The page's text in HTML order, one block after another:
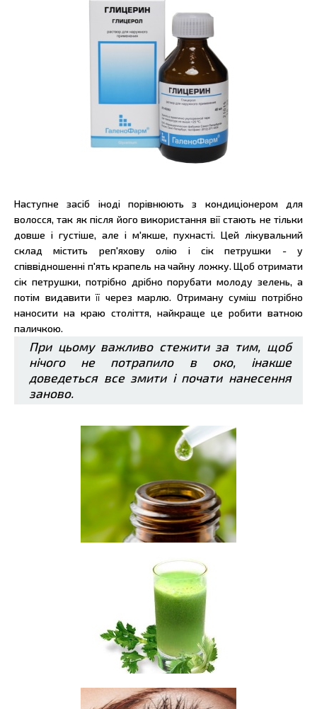
Наступне засіб іноді порівнюють з кондиціонером для
волосся, так як після його використання вії стають не тільки
довше і густіше, але і м'якше, пухнасті. Цей лікувальний
склад містить реп'яхову олію і сік петрушки - у
співвідношенні п'ять крапель на чайну ложку. Щоб отримати
сік петрушки, потрібно дрібно порубати молоду зелень, а
потім видавити її через марлю. Отриману суміш потрібно
наносити на краю століття, найкраще це робити ватною
паличкою.
При цьому важливо стежити за тим, щоб
нічого не потрапило в око, інакше
доведеться все змити і почати нанесення
заново.